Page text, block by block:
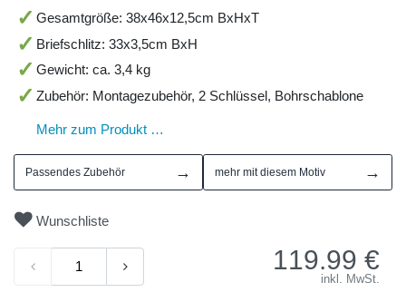
Gesamtgröße: 38x46x12,5cm BxHxT
Briefschlitz: 33x3,5cm BxH
Gewicht: ca. 3,4 kg
Zubehör: Montagezubehör, 2 Schlüssel, Bohrschablone
Mehr zum Produkt …
Passendes Zubehör → mehr mit diesem Motiv →
Wunschliste
119.99 €
inkl. MwSt.